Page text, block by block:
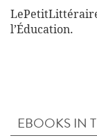
l’Éducation.
EBOOKS IN